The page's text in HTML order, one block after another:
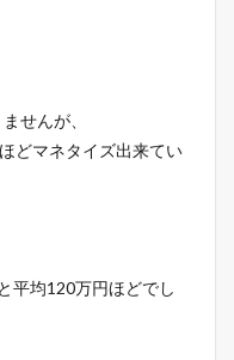
せんが、
どマネタイズ出来てい
平均120万円ほどでし